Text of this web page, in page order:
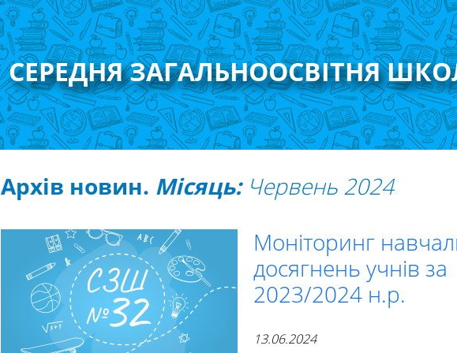
СЕРЕДНЯ ЗАГАЛЬНООСВІТНЯ
Архів новин. Місяць: Червень 2024
Моніторинг
досягнень учнів за
2023/2024 н.р.
13.06.2024